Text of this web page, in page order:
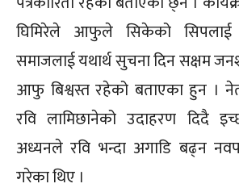
घिमिरेले आफुले सिकेको सिपलाई
समाजलाई यथार्थ सुचना दिन सक्षम
आफु बिश्वस्त रहेको बताएका हुन ।
रवि लामिछानेको उदाहरण दिदै
अध्यनले रवि भन्दा अगाडि बढ्न
गरेका थिए ।